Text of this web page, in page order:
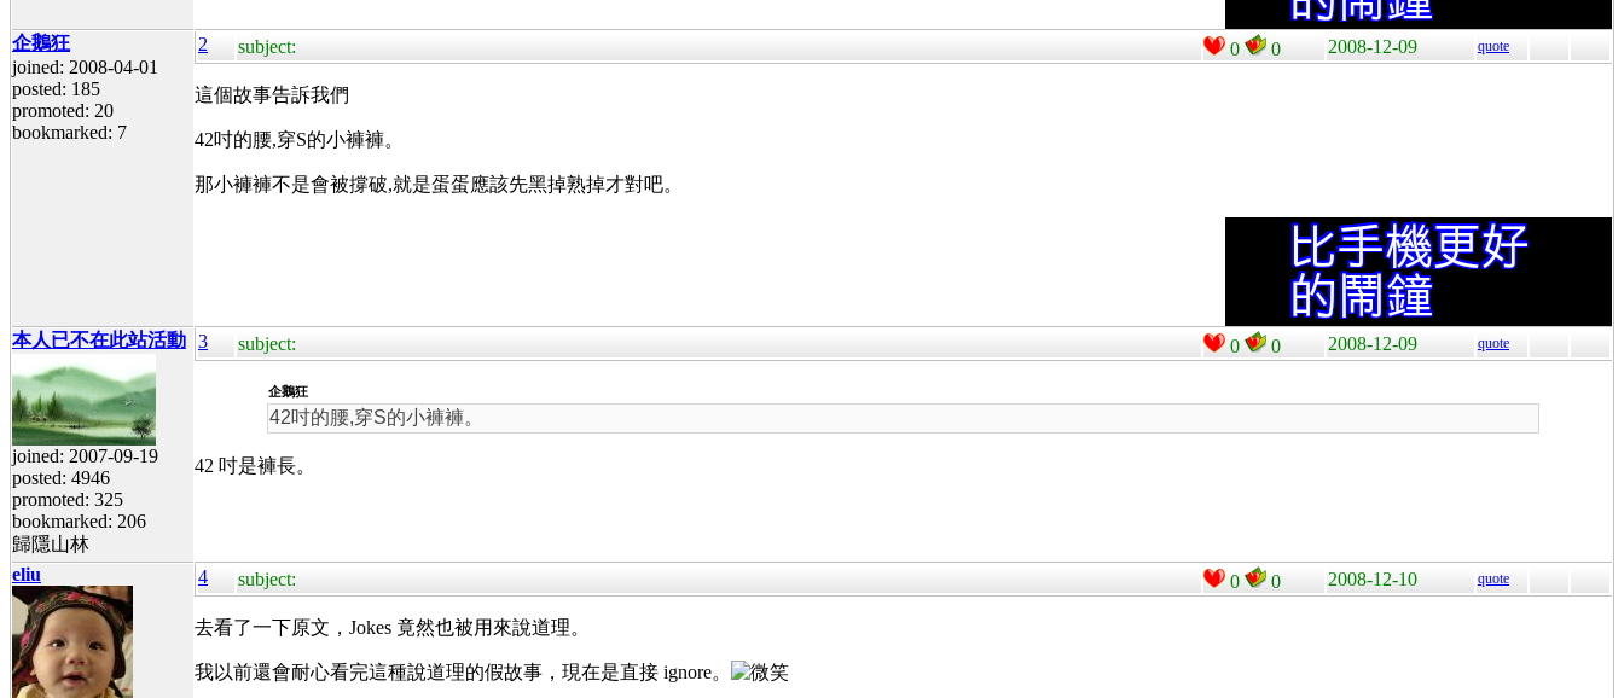
企鵝狂
joined: 2008-04-01
posted: 185
promoted: 20
bookmarked: 7
2 subject: 0 0 2008-12-09 quote
這個故事告訴我們
42吋的腰,穿S的小褲褲。
那小褲褲不是會被撐破,就是蛋蛋應該先黑掉熟掉才對吧。
本人已不在此站活動
joined: 2007-09-19
posted: 4946
promoted: 325
bookmarked: 206
歸隱山林
3 subject: 0 0 2008-12-09 quote
企鵝狂
42吋的腰,穿S的小褲褲。
42 吋是褲長。
eliu 4 subject: 0 0 2008-12-10 quote
去看了一下原文，Jokes 竟然也被用來說道理。
我以前還會耐心看完這種說道理的假故事，現在是直接 ignore。